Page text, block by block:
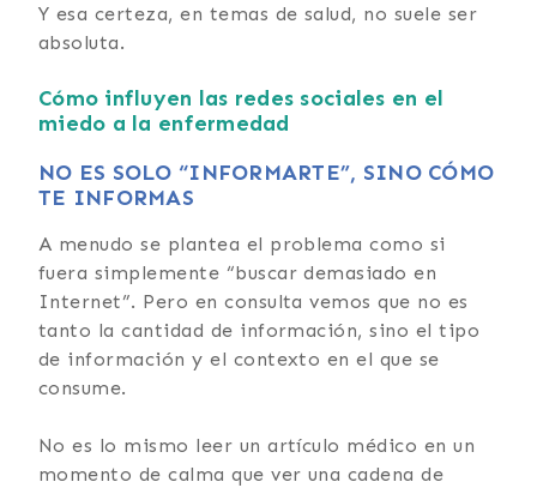
Y esa certeza, en temas de salud, no suele ser
absoluta.
Cómo influyen las redes sociales en el
miedo a la enfermedad
NO ES SOLO “INFORMARTE”, SINO CÓMO
TE INFORMAS
A menudo se plantea el problema como si
fuera simplemente “buscar demasiado en
Internet”. Pero en consulta vemos que no es
tanto la cantidad de información, sino el tipo
de información y el contexto en el que se
consume.
No es lo mismo leer un artículo médico en un
momento de calma que ver una cadena de